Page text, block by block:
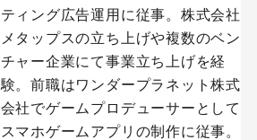
ティング広告運用に従事。株式会社
メタップスの立ち上げや複数のベン
チャー企業にて事業立ち上げを経
験。前職はワンダープラネット株式
会社でゲームプロデューサーとして
スマホゲームアプリの制作に従事。